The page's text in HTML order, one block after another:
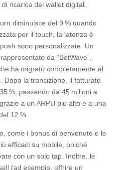
ricarica dei wallet digitali.
diminuisce del 9 % quando
per il touch, la latenza è
sono personalizzate. Un
da “BetWave”,
ha migrato completamente al
Dopo la transizione, il fatturato
%, passando da 45 milioni a
a un ARPU più alto e a una
12 %.
come i bonus di benvenuto e le
efficaci su mobile, poiché
con un solo tap. Inoltre, le
(ad esempio, offrire un